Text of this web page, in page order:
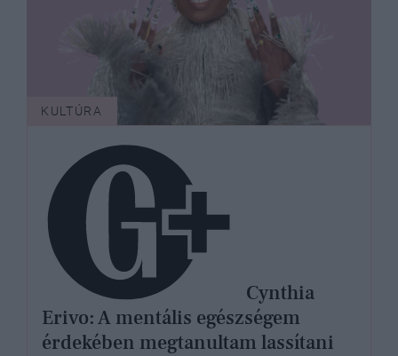
KULTÚRA
Cynthia
Erivo: A mentális egészségem
érdekében megtanultam lassítani